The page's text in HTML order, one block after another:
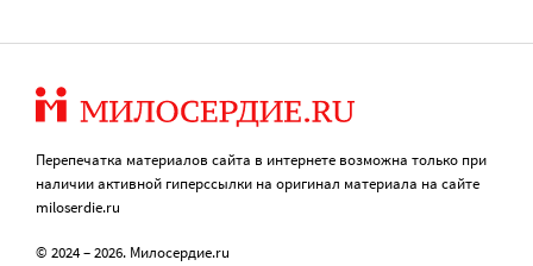
Перепечатка материалов сайта в интернете возможна только при
наличии активной гиперссылки на оригинал материала на сайте
miloserdie.ru
© 2024 – 2026. Милосердие.ru